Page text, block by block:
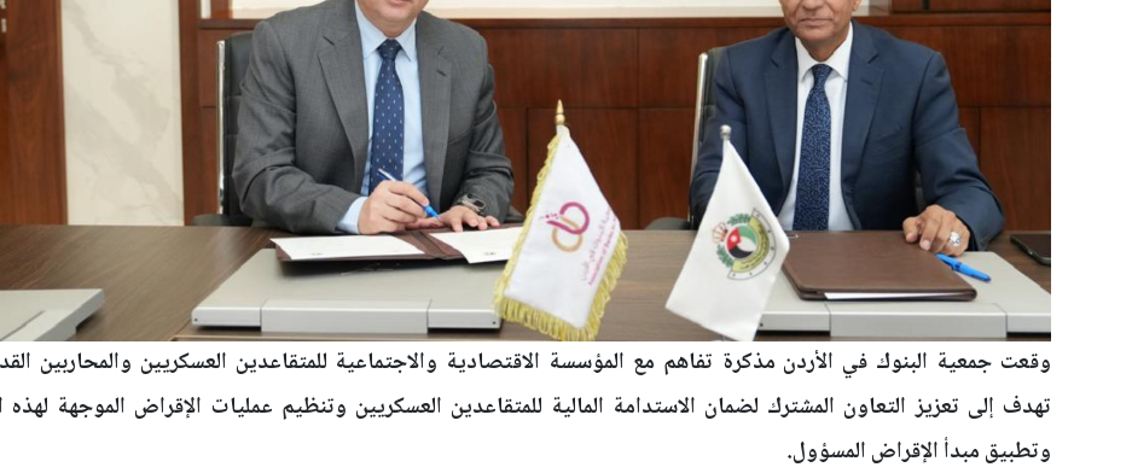
وقعت جمعية البنوك في الأردن مذكرة تفاهم مع المؤسسة الاقتصادية والاجتماعية للمتقاعدين العسكريين والمحاربين
تهدف إلى تعزيز التعاون المشترك لضمان الاستدامة المالية للمتقاعدين العسكريين وتنظيم عمليات الإقراض الموجهة لهذه
وتطبيق مبدأ الإقراض المسؤول.